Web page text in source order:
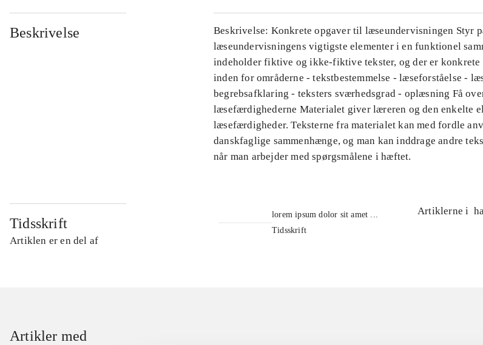
Beskrivelse
Beskrivelse: Konkrete opgaver til læseundervisningen Styr
læseundervisningens vigtigste elementer i en funktionel
indeholder fiktive og ikke-fiktive tekster, og der er konkrete
inden for områderne - tekstbestemmelse - læseforståelse -
begrebsafklaring - teksters sværhedsgrad - oplæsning Få
læsefærdighederne Materialet giver læreren og den enkelte
læsefærdigheder. Teksterne fra materialet kan med fordle
danskfaglige sammenhænge, og man kan inddrage andre
når man arbejder med spørgsmålene i hæftet.
Tidsskrift
Artiklen er en del af
lorem ipsum dolor sit amet ...
Tidsskrift
Artiklerne i
Artikler med